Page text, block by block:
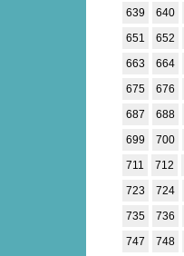
639
640
651
652
663
664
675
676
687
688
699
700
711
712
723
724
735
736
747
748